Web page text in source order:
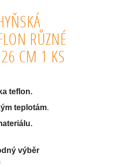
RŮZNÉ
CM 1 KS
teflon.
teplotám.
výběr